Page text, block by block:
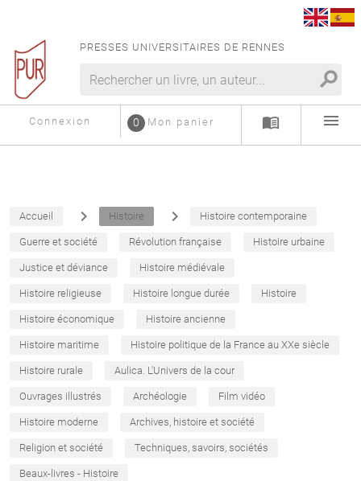
PRESSES UNIVERSITAIRES DE RENNES
search
Connexion Mon panier
0 menu_book menu
Accueil navigate_next Histoire navigate_next Histoire contemporaine
Guerre et société Révolution française Histoire urbaine
Justice et déviance Histoire médiévale
Histoire religieuse Histoire longue durée Histoire
Histoire économique Histoire ancienne
Histoire maritime Histoire politique de la France au XXe siècle
Histoire rurale Aulica. L'Univers de la cour
Ouvrages illustrés Archéologie Film vidéo
Histoire moderne Archives, histoire et société
Religion et société Techniques, savoirs, sociétés
Beaux-livres - Histoire